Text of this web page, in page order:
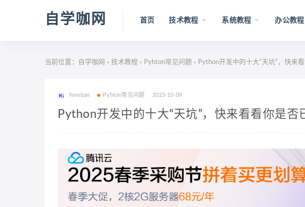
自学咖网 首页 技术教程 系统教程 办公教程
当前位置： 自学咖网 > 技术教程 > Pyhton常见问题 > Python开发中的十大“天坑”，快来
hmoban Pyhton常见问题 2023-10-09
Python开发中的十大“天坑”，快来看看你是否